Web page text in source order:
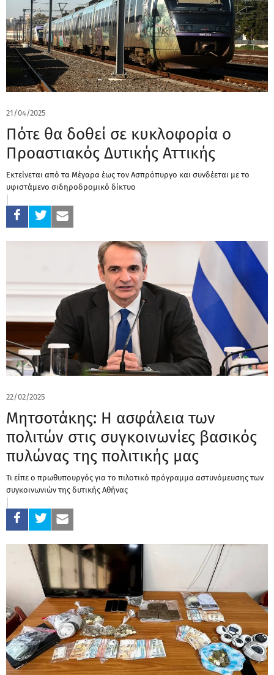
21/04/2025
Πότε θα δοθεί σε κυκλοφορία ο
Προαστιακός Δυτικής Αττικής
Εκτείνεται από τα Μέγαρα έως τον Ασπρόπυργο και συνδέεται με το
υφιστάμενο σιδηροδρομικό δίκτυο
22/02/2025
Μητσοτάκης: Η ασφάλεια των
πολιτών στις συγκοινωνίες βασικός
πυλώνας της πολιτικής μας
Τι είπε ο πρωθυπουργός για το πιλοτικό πρόγραμμα αστυνόμευσης των
συγκοινωνιών της δυτικής Αθήνας